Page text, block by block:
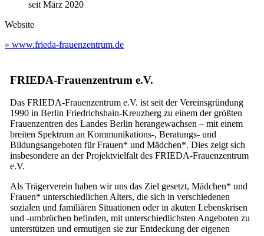
seit März 2020
Website
» www.frieda-frauenzentrum.de
FRIEDA-Frauenzentrum e.V.
Das FRIEDA-Frauenzentrum e.V. ist seit der Vereinsgründung
1990 in Berlin Friedrichshain-Kreuzberg zu einem der größten
Frauenzentren des Landes Berlin herangewachsen – mit einem
breiten Spektrum an Kommunikations-, Beratungs- und
Bildungsangeboten für Frauen* und Mädchen*. Dies zeigt sich
insbesondere an der Projektvielfalt des FRIEDA-Frauenzentrum
e.V.
Als Trägerverein haben wir uns das Ziel gesetzt, Mädchen* und
Frauen* unterschiedlichen Alters, die sich in verschiedenen
sozialen und familiären Situationen oder in akuten Lebenskrisen
und -umbrüchen befinden, mit unterschiedlichsten Angeboten zu
unterstützen und ermutigen sie zur Entdeckung der eigenen